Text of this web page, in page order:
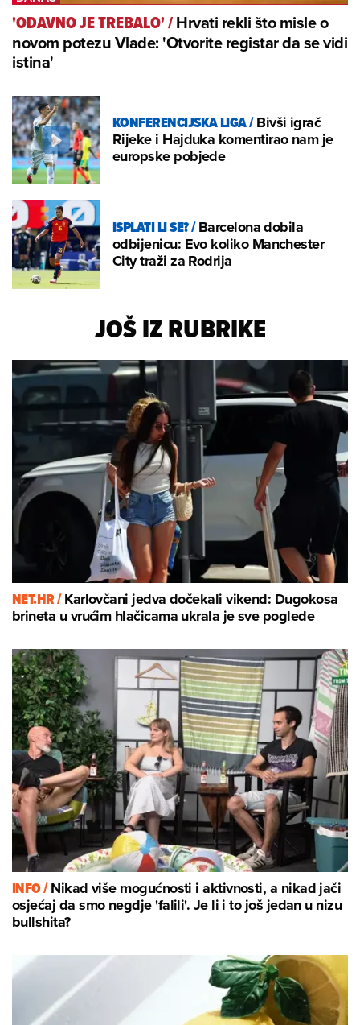
'ODAVNO JE TREBALO'/Hrvati rekli što misle o
novom potezu Vlade: 'Otvorite registar da se vidi
istina'
KONFERENCIJSKA LIGA/Bivši igrač
Rijeke i Hajduka komentirao nam je
europske pobjede
ISPLATI LI SE?/Barcelona dobila
odbijenicu: Evo koliko Manchester
City traži za Rodrija
JOŠ IZ RUBRIKE
NET.HR /Karlovčani jedva dočekali vikend: Dugokosa
brineta u vrućim hlačicama ukrala je sve poglede
INFO /Nikad više mogućnosti i aktivnosti, a nikad jači
osjećaj da smo negdje 'falili'. Je li i to još jedan u nizu
bullshita?